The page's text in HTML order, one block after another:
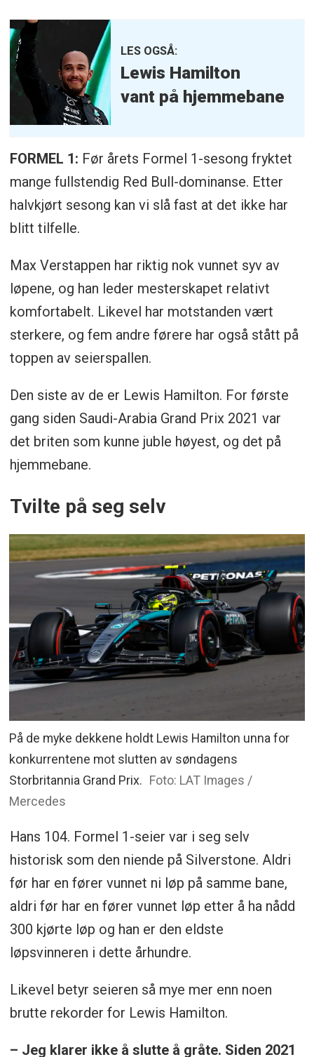
LES OGSÅ:
Lewis Hamilton
vant på hjemmebane
FORMEL 1: Før årets Formel 1-sesong fryktet
mange fullstendig Red Bull-dominanse. Etter
halvkjørt sesong kan vi slå fast at det ikke har
blitt tilfelle.
Max Verstappen har riktig nok vunnet syv av
løpene, og han leder mesterskapet relativt
komfortabelt. Likevel har motstanden vært
sterkere, og fem andre førere har også stått på
toppen av seierspallen.
Den siste av de er Lewis Hamilton. For første
gang siden Saudi-Arabia Grand Prix 2021 var
det briten som kunne juble høyest, og det på
hjemmebane.
Tvilte på seg selv
På de myke dekkene holdt Lewis Hamilton unna for
konkurrentene mot slutten av søndagens
Storbritannia Grand Prix. Foto: LAT Images /
Mercedes
Hans 104. Formel 1-seier var i seg selv
historisk som den niende på Silverstone. Aldri
før har en fører vunnet ni løp på samme bane,
aldri før har en fører vunnet løp etter å ha nådd
300 kjørte løp og han er den eldste
løpsvinneren i dette århundre.
Likevel betyr seieren så mye mer enn noen
brutte rekorder for Lewis Hamilton.
– Jeg klarer ikke å slutte å gråte. Siden 2021